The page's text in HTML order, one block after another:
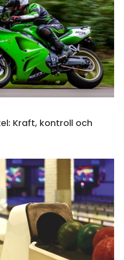
Kraft, kontroll och